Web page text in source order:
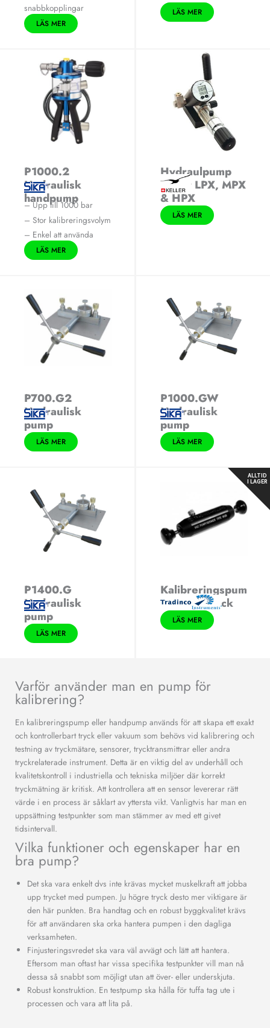
snabbkopplingar
LÄS MER
LÄS MER
P1000.2
Hydraulisk
handpump
– Upp till 1000 bar
– Stor kalibreringsvolym
– Enkel att använda
LÄS MER
Hydraulpump
Keller LPX, MPX
& HPX
LÄS MER
P700.G2
Hydraulisk
pump
LÄS MER
P1000.GW
Hydraulisk
pump
LÄS MER
P1400.G
Hydraulisk
pump
LÄS MER
ALLTID
I LAGER
Kalibreringspum
p – låga tryck
LÄS MER
Varför använder man en pump för
kalibrering?
En kalibreringspump eller handpump används för att skapa ett exakt
och kontrollerbart tryck eller vakuum som behövs vid kalibrering och
testning av tryckmätare, sensorer, trycktransmittrar eller andra
tryckrelaterade instrument. Detta är en viktig del av underhåll och
kvalitetskontroll i industriella och tekniska miljöer där korrekt
tryckmätning är kritisk. Att kontrollera att en sensor levererar rätt
värde i en process är såklart av yttersta vikt. Vanligtvis har man en
uppsättning testpunkter som man stämmer av med ett givet
tidsintervall.
Vilka funktioner och egenskaper har en
bra pump?
Det ska vara enkelt dvs inte krävas mycket muskelkraft att jobba
upp trycket med pumpen. Ju högre tryck desto mer viktigare är
den här punkten. Bra handtag och en robust byggkvalitet krävs
för att användaren ska orka hantera pumpen i den dagliga
verksamheten.
Finjusteringsvredet ska vara väl avvägt och lätt att hantera.
Eftersom man oftast har vissa specifika testpunkter vill man nå
dessa så snabbt som möjligt utan att över- eller underskjuta.
Robust konstruktion. En testpump ska hålla för tuffa tag ute i
processen och vara att lita på.